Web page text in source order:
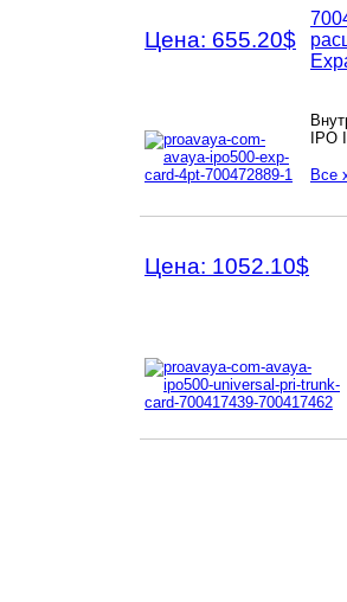
Цена: 655.20$
IPO
Все
Цена: 1052.10$